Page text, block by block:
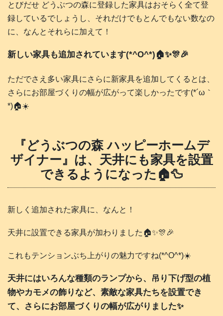
とびだせ どうぶつの森に登録した家具はおそらく全て登
録しているでしょうし、それだけでもとんでもない数なの
に、なんとそれらに加えて！
新しい家具も追加されています(*^O^*)🏠️✨🎊🎉
ただでさえ多い家具にさらに新家具を追加してくるとは、
さらにお部屋づくりの幅が広がって楽しかったです(*´ω｀
*)🏠️☀️
『どうぶつの森 ハッピーホームデ
ザイナー』は、天井にも家具を設置
できるようになった🏠️🦆
新しく追加された家具に、なんと！
天井に設置できる家具が加わりました🏠️✨🎊🎉
これもテンションぶち上がりの魅力ですね(*^O^*)☀️
天井にはいろんな種類のランプから、吊り下げ型の植
物やカモメの飾りなど、素敵な家具たちを設置でき
て、さらにお部屋づくりの幅が広がりました✨